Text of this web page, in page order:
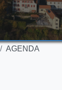
AGENDA